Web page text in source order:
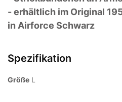
- erhältlich im Original
in Airforce Schwarz
Spezifikation
Größe L